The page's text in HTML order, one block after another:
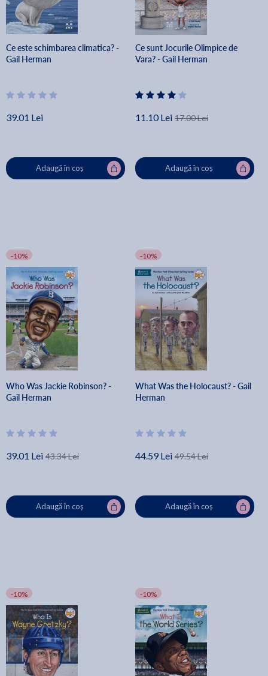
Ce este schimbarea climatica? -
Gail Herman
39.01 Lei
Adaugă în coș
Ce sunt Jocurile Olimpice de
Vara? - Gail Herman
11.10 Lei 17.00 Lei
Adaugă în coș
-10%
Who Was Jackie Robinson? -
Gail Herman
39.01 Lei 43.34 Lei
Adaugă în coș
-10%
What Was the Holocaust? - Gail
Herman
44.59 Lei 49.54 Lei
Adaugă în coș
-10% -10%